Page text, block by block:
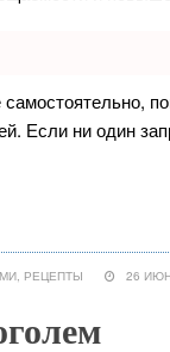
Если ни один
, РЕЦЕПТЫ 26